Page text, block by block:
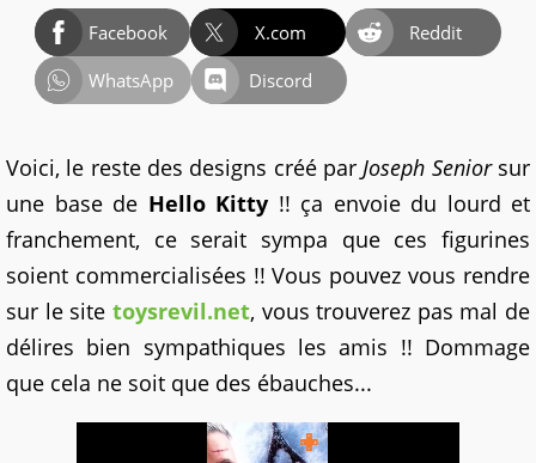
Facebook X.com
Reddit
WhatsApp
Discord
Voici, le reste des designs créé parJoseph Seniorsur
une base de Hello Kitty !! ça envoie du lourd et
franchement, ce serait sympa que ces figurines
soient commercialisées !! Vous pouvez vous rendre
sur le site toysrevil.net, vous trouverez pas mal de
délires bien sympathiques les amis !! Dommage
que cela ne soit que des ébauches...